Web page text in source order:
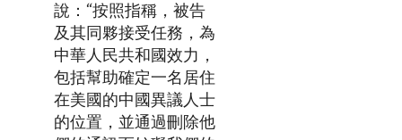
說：“按照指稱，被告
及其同夥接受任務，為
中華人民共和國效力，
包括幫助確定一名居住
在美國的中國異議人士
的位置，並通過刪除他